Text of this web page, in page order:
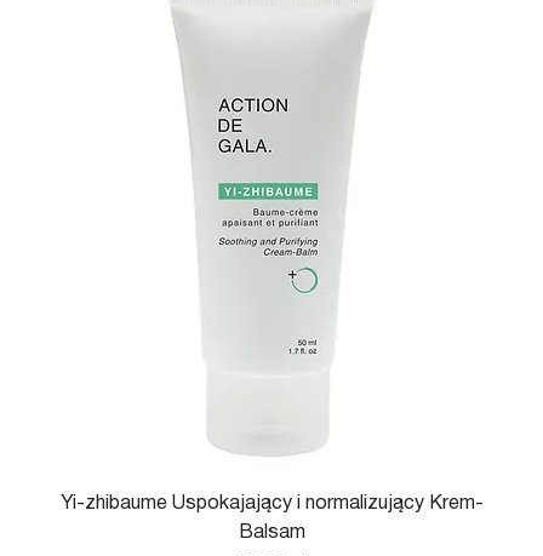
Yi-zhibaume Uspokajający i normalizujący Krem-
Balsam